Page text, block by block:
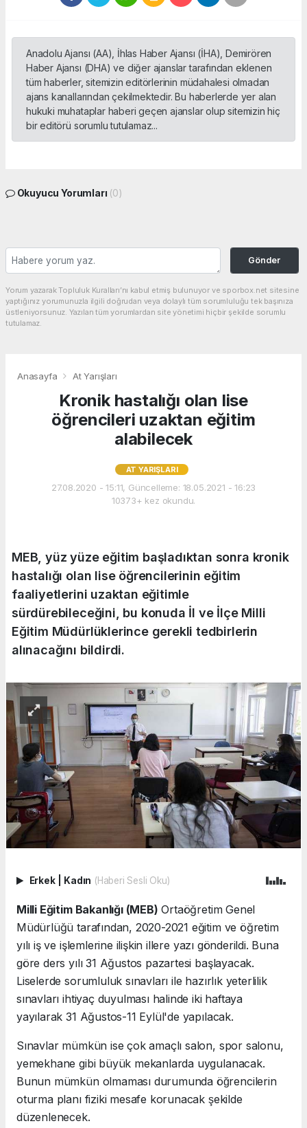
Anadolu Ajansı (AA), İhlas Haber Ajansı (İHA), Demirören
Haber Ajansı (DHA) ve diğer ajanslar tarafından eklenen
tüm haberler, sitemizin editörlerinin müdahalesi olmadan
ajans kanallarından çekilmektedir. Bu haberlerde yer alan
hukuki muhataplar haberi geçen ajanslar olup sitemizin hiç
bir editörü sorumlu tutulamaz...
Okuyucu Yorumları (0)
Gönder
Yorum yazarak Topluluk Kuralları’nı kabul etmiş bulunuyor ve sporbox.net sitesine
yaptığınız yorumunuzla ilgili doğrudan veya dolaylı tüm sorumluluğu tek başınıza
üstleniyorsunuz. Yazılan tüm yorumlardan site yönetimi hiçbir şekilde sorumlu
tutulamaz.
Anasayfa At Yarışları
Kronik hastalığı olan lise
öğrencileri uzaktan eğitim
alabilecek
AT YARIŞLARI
27.08.2020 - 15:11, Güncelleme: 18.05.2021 - 16:23
10373+ kez okundu.
MEB, yüz yüze eğitim başladıktan sonra kronik
hastalığı olan lise öğrencilerinin eğitim
faaliyetlerini uzaktan eğitimle
sürdürebileceğini, bu konuda İl ve İlçe Milli
Eğitim Müdürlüklerince gerekli tedbirlerin
alınacağını bildirdi.
Erkek Kadın (Haberi Sesli Oku)
Milli Eğitim Bakanlığı (MEB) Ortaöğretim Genel
Müdürlüğü tarafından, 2020-2021 eğitim ve öğretim
yılı iş ve işlemlerine ilişkin illere yazı gönderildi. Buna
göre ders yılı 31 Ağustos pazartesi başlayacak.
Liselerde sorumluluk sınavları ile hazırlık yeterlilik
sınavları ihtiyaç duyulması halinde iki haftaya
yayılarak 31 Ağustos-11 Eylül'de yapılacak.
Sınavlar mümkün ise çok amaçlı salon, spor salonu,
yemekhane gibi büyük mekanlarda uygulanacak.
Bunun mümkün olmaması durumunda öğrencilerin
oturma planı fiziki mesafe korunacak şekilde
düzenlenecek.